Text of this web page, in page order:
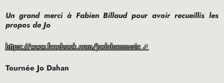
Un grand merci à Fabien Billaud pour avoir recueillis les
propos de Jo
https://www.facebook.com/jodahanmusic
Tournée Jo Dahan